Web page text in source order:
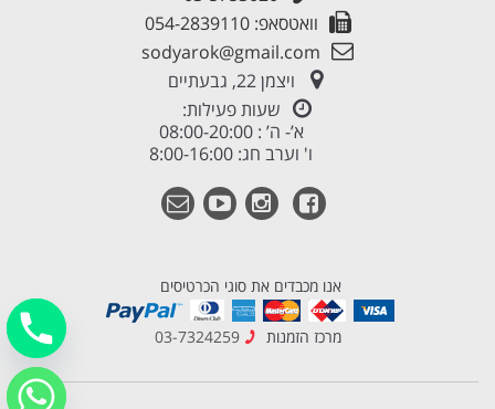
וואטסאפ: 054-2839110
sodyarok@gmail.com
ויצמן 22, גבעתיים
שעות פעילות:
א’- ה’ : 08:00-20:00
ו' וערב חג: 8:00-16:00
אנו מכבדים את סוגי הכרטיסים
מרכז הזמנות 03-7324259